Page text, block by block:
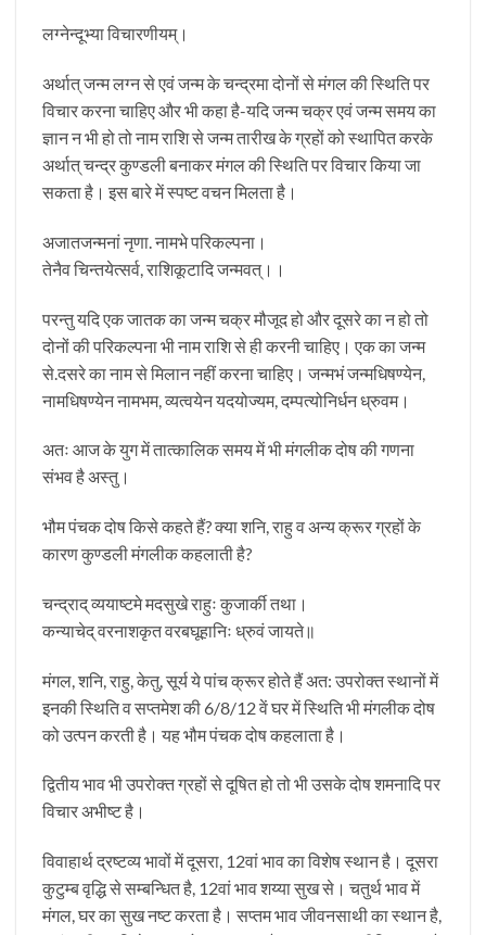
लग्नेन्दूभ्या विचारणीयम्।
अर्थात् जन्म लग्न से एवं जन्म के चन्द्रमा दोनों से मंगल की स्थिति पर
विचार करना चाहिए और भी कहा है-यदि जन्म चक्र एवं जन्म समय का
ज्ञान न भी हो तो नाम राशि से जन्म तारीख के ग्रहों को स्थापित करके
अर्थात् चन्द्र कुण्डली बनाकर मंगल की स्थिति पर विचार किया जा
सकता है। इस बारे में स्पष्ट वचन मिलता है।
अजातजन्मनां नृणा. नामभे परिकल्पना।
तेनैव चिन्तयेत्सर्व, राशिकूटादि जन्मवत्।।
परन्तु यदि एक जातक का जन्म चक्र मौजूद हो और दूसरे का न हो तो
दोनों की परिकल्पना भी नाम राशि से ही करनी चाहिए। एक का जन्म
से.दसरे का नाम से मिलान नहीं करना चाहिए। जन्मभं जन्मधिषण्येन,
नामधिषण्येन नामभम, व्यत्वयेन यदयोज्यम, दम्पत्योनिर्धन ध्रुवम।
अतः आज के युग में तात्कालिक समय में भी मंगलीक दोष की गणना
संभव है अस्तु।
भौम पंचक दोष किसे कहते हैं? क्या शनि, राहु व अन्य क्रूर ग्रहों के
कारण कुण्डली मंगलीक कहलाती है?
चन्द्राद् व्ययाष्टमे मदसुखे राहुः कुजार्की तथा।
कन्याचेद् वरनाशकृत वरबघूहानिः ध्रुवं जायते॥
मंगल, शनि, राहु, केतु, सूर्य ये पांच क्रूर होते हैं अत: उपरोक्त स्थानों में
इनकी स्थिति व सप्तमेश की 6/8/12 वें घर में स्थिति भी मंगलीक दोष
को उत्पन करती है। यह भौम पंचक दोष कहलाता है।
द्वितीय भाव भी उपरोक्त ग्रहों से दूषित हो तो भी उसके दोष शमनादि पर
विचार अभीष्ट है।
विवाहार्थ द्रष्टव्य भावों में दूसरा, 12वां भाव का विशेष स्थान है। दूसरा
कुटुम्ब वृद्धि से सम्बन्धित है, 12वां भाव शय्या सुख से। चतुर्थ भाव में
मंगल, घर का सुख नष्ट करता है। सप्तम भाव जीवनसाथी का स्थान है,